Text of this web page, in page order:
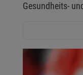
Gesundheits-